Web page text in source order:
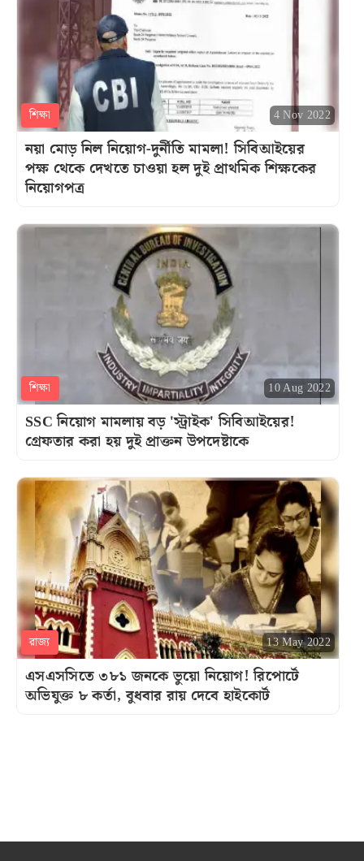
শিক্ষা 4 Nov 2022
নয়া মোড় নিল নিয়োগ-দুর্নীতি মামলা! সিবিআইয়ের
পক্ষ থেকে দেখতে চাওয়া হল দুই প্রাথমিক শিক্ষকের
নিয়োগপত্র
শিক্ষা 10 Aug 2022
SSC নিয়োগ মামলায় বড় 'স্ট্রাইক' সিবিআইয়ের!
গ্রেফতার করা হয় দুই প্রাক্তন উপদেষ্টাকে
রাজ্য 13 May 2022
এসএসসিতে ৩৮১ জনকে ভুয়ো নিয়োগ! রিপোর্টে
অভিযুক্ত ৮ কর্তা, বুধবার রায় দেবে হাইকোর্ট